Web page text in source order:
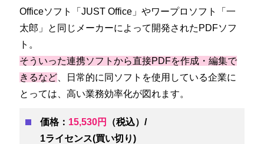
Officeソフト「JUST Office」やワープロソフト「一
太郎」と同じメーカーによって開発されたPDFソフ
ト。
そういった連携ソフトから直接PDFを作成・編集で
きるなど 、日常的に同ソフトを使用している企業に
とっては、高い業務効率化が図れます。
価格： 15,530円
（税込）/
1ライセンス(買い切り)